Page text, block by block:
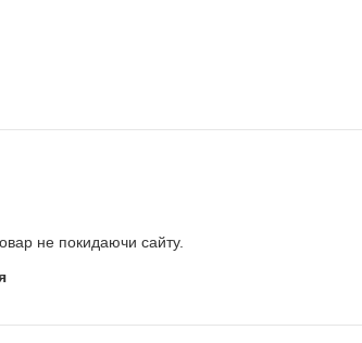
не покидаючи сайту.